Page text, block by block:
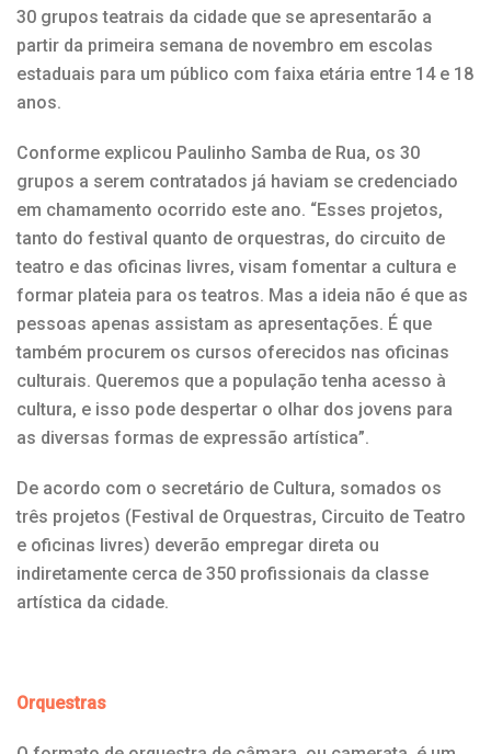
30 grupos teatrais da cidade que se apresentarão a
partir da primeira semana de novembro em escolas
estaduais para um público com faixa etária entre 14 e 18
anos.
Conforme explicou Paulinho Samba de Rua, os 30
grupos a serem contratados já haviam se credenciado
em chamamento ocorrido este ano. “Esses projetos,
tanto do festival quanto de orquestras, do circuito de
teatro e das oficinas livres, visam fomentar a cultura e
formar plateia para os teatros. Mas a ideia não é que as
pessoas apenas assistam as apresentações. É que
também procurem os cursos oferecidos nas oficinas
culturais. Queremos que a população tenha acesso à
cultura, e isso pode despertar o olhar dos jovens para
as diversas formas de expressão artística”.
De acordo com o secretário de Cultura, somados os
três projetos (Festival de Orquestras, Circuito de Teatro
e oficinas livres) deverão empregar direta ou
indiretamente cerca de 350 profissionais da classe
artística da cidade.
Orquestras